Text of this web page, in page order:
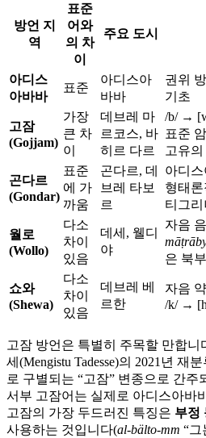
방언 지
역
표준
어와
의 차
이
주요 도시
아디스
아바바
표준
아디스아
바바
권위
기초
고잠
(Gojjam)
가장
큰 차
이
데브레 마
르코스, 바
히르 다르
/b/ →
표준
고유
곤다르
(Gondar)
표준
에 가
까움
곤다르, 데
브레 타보
르
아디
형태
티그
월로
(Wollo)
다소
차이
있음
데세, 웰디
야
자음
은 북
쇼와
(Shewa)
다소
차이
있음
데브레 베
르한
자음
/k/ →
고잠 방언은 특별히 주목할 만합니
세(Mengistu Tadesse)의 2021년 재
로 구별되는 “고잠” 변종으로 간
서부 고잠어는 실제로 아디스아바
고잠의 가장 두드러진 특징은 부정
사용하는 것입니다(al-bälto-mm “그